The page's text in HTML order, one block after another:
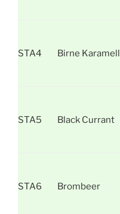
STA4 Birne Karamell
STA5 Black Currant
STA6 Brombeer